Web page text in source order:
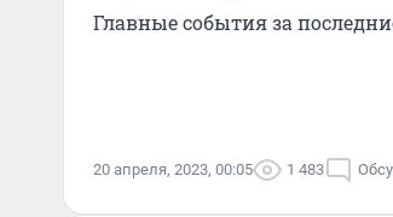
Главные события за
20 апреля, 2023, 00:05 1 483